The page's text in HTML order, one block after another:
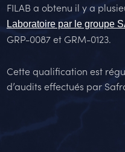
FILAB a obtenu il y a
Laboratoire par le groupe
GRP-0087 et GRM-0123.
Cette qualification est
d’audits effectués par